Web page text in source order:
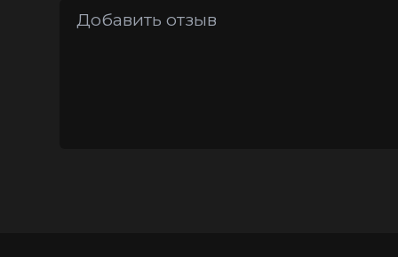
Берите максимум удовольствия от